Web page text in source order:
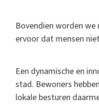
Bovendien worden
ervoor dat mensen
Een dynamische en
stad. Bewoners
lokale besturen